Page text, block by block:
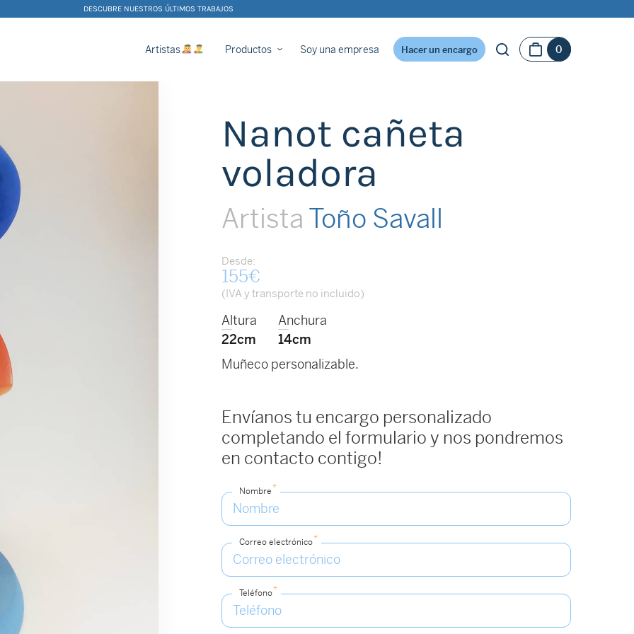
DESCUBRE NUESTROS ÚLTIMOS TRABAJOS
Artistas Productos Soy una empresa Hacer un encargo 0
Nanot cañeta
voladora
Artista Toño Savall
Desde:
155€
(IVA y transporte no incluido)
Altura
22cm
Anchura
14cm
Muñeco personalizable.
Envíanos tu encargo personalizado
completando el formulario y nos pondremos
en contacto contigo!
Nombre*
Correo electrónico*
Teléfono*